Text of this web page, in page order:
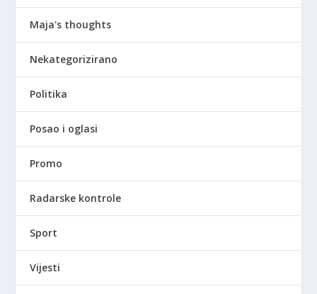
Maja's thoughts
Nekategorizirano
Politika
Posao i oglasi
Promo
Radarske kontrole
Sport
Vijesti